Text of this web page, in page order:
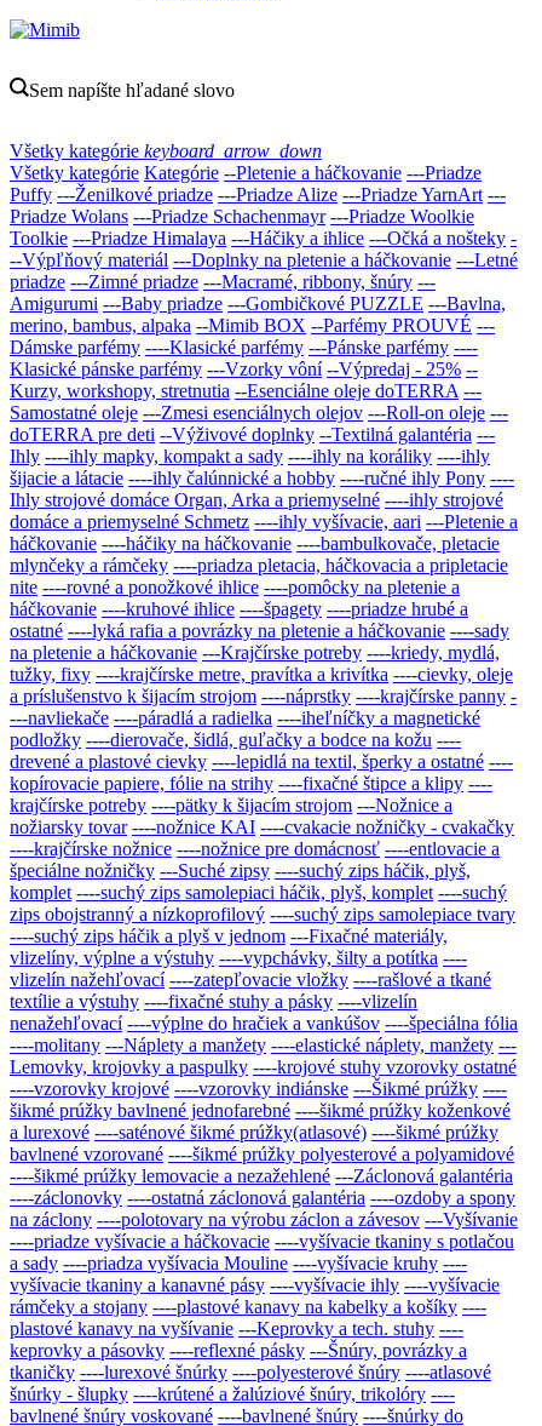
Sem napíšte hľadané slovo
Všetky kategórie keyboard_arrow_down
Všetky kategórie Kategórie --Pletenie a háčkovanie ---Priadze
Puffy ---Ženilkové priadze ---Priadze Alize ---Priadze YarnArt ---
Priadze Wolans ---Priadze Schachenmayr ---Priadze Woolkie
Toolkie ---Priadze Himalaya ---Háčiky a ihlice ---Očká a nošteky -
--Výpľňový materiál ---Doplnky na pletenie a háčkovanie ---Letné
priadze ---Zimné priadze ---Macramé, ribbony, šnúry ---
Amigurumi ---Baby priadze ---Gombičkové PUZZLE ---Bavlna,
merino, bambus, alpaka --Mimib BOX --Parfémy PROUVÉ ---
Dámske parfémy ----Klasické parfémy ---Pánske parfémy ----
Klasické pánske parfémy ---Vzorky vôní --Výpredaj - 25% --
Kurzy, workshopy, stretnutia --Esenciálne oleje doTERRA ---
Samostatné oleje ---Zmesi esenciálnych olejov ---Roll-on oleje ---
doTERRA pre deti --Výživové doplnky --Textilná galantéria ---
Ihly ----ihly mapky, kompakt a sady ----ihly na koráliky ----ihly
šijacie a látacie ----ihly čalúnnické a hobby ----ručné ihly Pony ----
Ihly strojové domáce Organ, Arka a priemyselné ----ihly strojové
domáce a priemyselné Schmetz ----ihly vyšívacie, aari ---Pletenie a
háčkovanie ----háčiky na háčkovanie ----bambulkovače, pletacie
mlynčeky a rámčeky ----priadza pletacia, háčkovacia a pripletacie
nite ----rovné a ponožkové ihlice ----pomôcky na pletenie a
háčkovanie ----kruhové ihlice ----špagety ----priadze hrubé a
ostatné ----lyká rafia a povrázky na pletenie a háčkovanie ----sady
na pletenie a háčkovanie ---Krajčírske potreby ----kriedy, mydlá,
tužky, fixy ----krajčírske metre, pravítka a krivítka ----cievky, oleje
a príslušenstvo k šijacím strojom ----náprstky ----krajčírske panny -
---navliekače ----páradlá a radielka ----iheľníčky a magnetické
podložky ----dierovače, šidlá, guľačky a bodce na kožu ----
drevené a plastové cievky ----lepidlá na textil, šperky a ostatné ----
kopírovacie papiere, fólie na strihy ----fixačné štipce a klipy ----
krajčírske potreby ----pätky k šijacím strojom ---Nožnice a
nožiarsky tovar ----nožnice KAI ----cvakacie nožničky - cvakačky
----krajčírske nožnice ----nožnice pre domácnosť ----entlovacie a
špeciálne nožničky ---Suché zipsy ----suchý zips háčik, plyš,
komplet ----suchý zips samolepiaci háčik, plyš, komplet ----suchý
zips obojstranný a nízkoprofilový ----suchý zips samolepiace tvary
----suchý zips háčik a plyš v jednom ---Fixačné materiály,
vlizelíny, výplne a výstuhy ----vypchávky, šilty a potítka ----
vlizelín nažehľovací ----zatepľovacie vložky ----rašlové a tkané
textílie a výstuhy ----fixačné stuhy a pásky ----vlizelín
nenažehľovací ----výplne do hračiek a vankúšov ----špeciálna fólia
----molitany ---Náplety a manžety ----elastické náplety, manžety ---
Lemovky, krojovky a paspulky ----krojové stuhy vzorovky ostatné
----vzorovky krojové ----vzorovky indiánske ---Šikmé prúžky ----
šikmé prúžky bavlnené jednofarebné ----šikmé prúžky koženkové
a lurexové ----saténové šikmé prúžky(atlasové) ----šikmé prúžky
bavlnené vzorované ----šikmé prúžky polyesterové a polyamidové
----šikmé prúžky lemovacie a nezažehlené ---Záclonová galantéria
----záclonovky ----ostatná záclonová galantéria ----ozdoby a spony
na záclony ----polotovary na výrobu záclon a závesov ---Vyšívanie
----priadze vyšívacie a háčkovacie ----vyšívacie tkaniny s potlačou
a sady ----priadza vyšívacia Mouline ----vyšívacie kruhy ----
vyšívacie tkaniny a kanavné pásy ----vyšívacie ihly ----vyšívacie
rámčeky a stojany ----plastové kanavy na kabelky a košíky ----
plastové kanavy na vyšívanie ---Keprovky a tech. stuhy ----
keprovky a pásovky ----reflexné pásky ---Šnúry, povrázky a
tkaničky ----lurexové šnúrky ----polyesterové šnúry ----atlasové
šnúrky - šlupky ----krútené a žalúziové šnúry, trikolóry ----
bavlnené šnúry voskované ----bavlnené šnúry ----šnúrky do